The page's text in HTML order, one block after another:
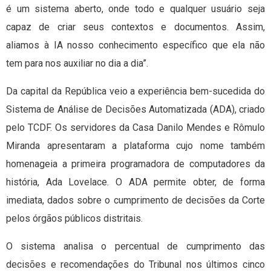
é um sistema aberto, onde todo e qualquer usuário seja
capaz de criar seus contextos e documentos. Assim,
aliamos à IA nosso conhecimento específico que ela não
tem para nos auxiliar no dia a dia”.
Da capital da República veio a experiência bem-sucedida do
Sistema de Análise de Decisões Automatizada (ADA), criado
pelo TCDF. Os servidores da Casa Danilo Mendes e Rômulo
Miranda apresentaram a plataforma cujo nome também
homenageia a primeira programadora de computadores da
história, Ada Lovelace. O ADA permite obter, de forma
imediata, dados sobre o cumprimento de decisões da Corte
pelos órgãos públicos distritais.
O sistema analisa o percentual de cumprimento das
decisões e recomendações do Tribunal nos últimos cinco